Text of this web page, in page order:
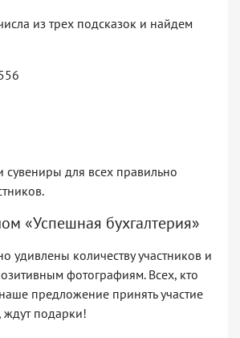
из трех подсказок и найдем
для всех правильно
«Успешная бухгалтерия»
удивлены количеству участников и
фотографиям. Всех, кто
предложение принять участие
ждут подарки!